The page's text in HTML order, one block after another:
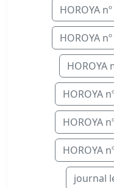
HOROYA
HOROYA
HOROYA
HOROYA
HOROYA
HOROYA
journal